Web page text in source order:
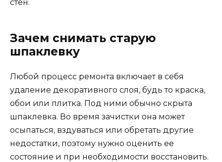
стен.
Зачем снимать старую
шпаклевку
Любой процесс ремонта включает в себя
удаление декоративного слоя, будь то краска,
обои или плитка. Под ними обычно скрыта
шпаклевка. Во время зачистки она может
осыпаться, вздуваться или обретать другие
недостатки, поэтому нужно оценить ее
состояние и при необходимости восстановить.